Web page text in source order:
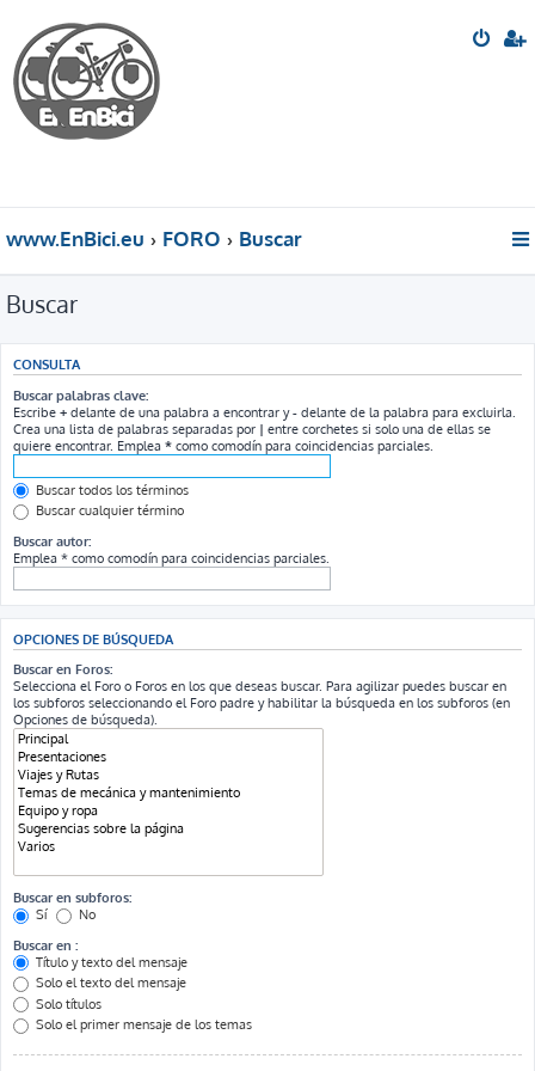
www.EnBici.eu FORO Buscar
Buscar
CONSULTA
Buscar palabras clave:
Escribe + delante de una palabra a encontrar y- delante de la palabra para excluirla.
Crea una lista de palabras separadas por | entre corchetes si solo una de ellas se
quiere encontrar. Emplea * como comodín para coincidencias parciales.
Buscar todos los términos
Buscar cualquier término
Buscar autor:
Emplea * como comodín para coincidencias parciales.
OPCIONES DE BÚSQUEDA
Buscar en Foros:
Selecciona el Foro o Foros en los que deseas buscar. Para agilizar puedes buscar en
los subforos seleccionando el Foro padre y habilitar la búsqueda en los subforos (en
Opciones de búsqueda).
Buscar en subforos:
Sí
No
Buscar en :
Título y texto del mensaje
Solo el texto del mensaje
Solo títulos
Solo el primer mensaje de los temas